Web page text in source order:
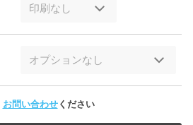
お問い合わせください